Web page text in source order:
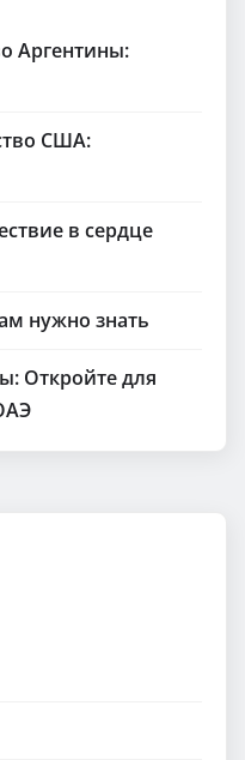
Аргентины:
США:
в сердце
нужно знать
Откройте для